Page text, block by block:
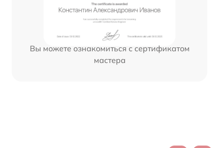
Вы можете ознакомиться с сертификатом
мастера